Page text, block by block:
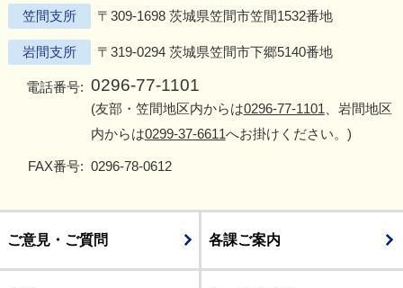
笠間支所 〒309-1698 茨城県笠間市笠間1532番地
岩間支所 〒319-0294 茨城県笠間市下郷5140番地
電話番号: 0296-77-1101
(友部・笠間地区内からは0296-77-1101 、岩間地区
内からは0299-37-6611へお掛けください。)
FAX番号: 0296-78-0612
ご意見・ご質問 各課ご案内